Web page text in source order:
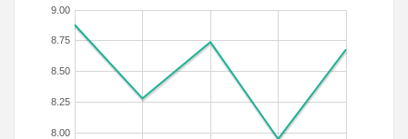
8.00
8.25
8.50
8.75
9.00